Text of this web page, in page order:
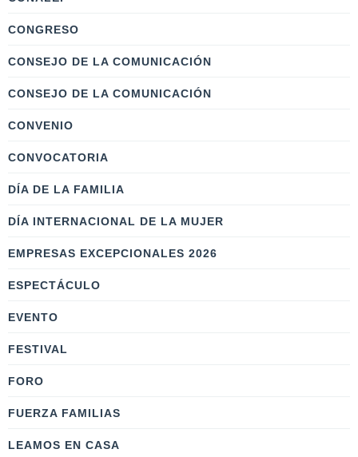
CONGRESO
CONSEJO DE LA COMUNICACIÓN
CONSEJO DE LA COMUNICACIÓN
CONVENIO
CONVOCATORIA
DÍA DE LA FAMILIA
DÍA INTERNACIONAL DE LA MUJER
EMPRESAS EXCEPCIONALES 2026
ESPECTÁCULO
EVENTO
FESTIVAL
FORO
FUERZA FAMILIAS
LEAMOS EN CASA